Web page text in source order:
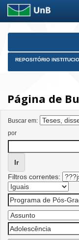
Skip
REPOSITÓRIO
Página de
Buscar em:
por
Filtros correntes: